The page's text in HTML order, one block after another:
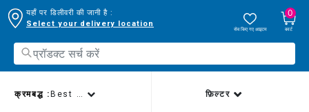
यहाँ पर डिलीवरी की जानी है :
Select your delivery location
सेव किए गए आइटम
0
कार्ट
क्रमबद्ध : Best sellers फ़िल्टर